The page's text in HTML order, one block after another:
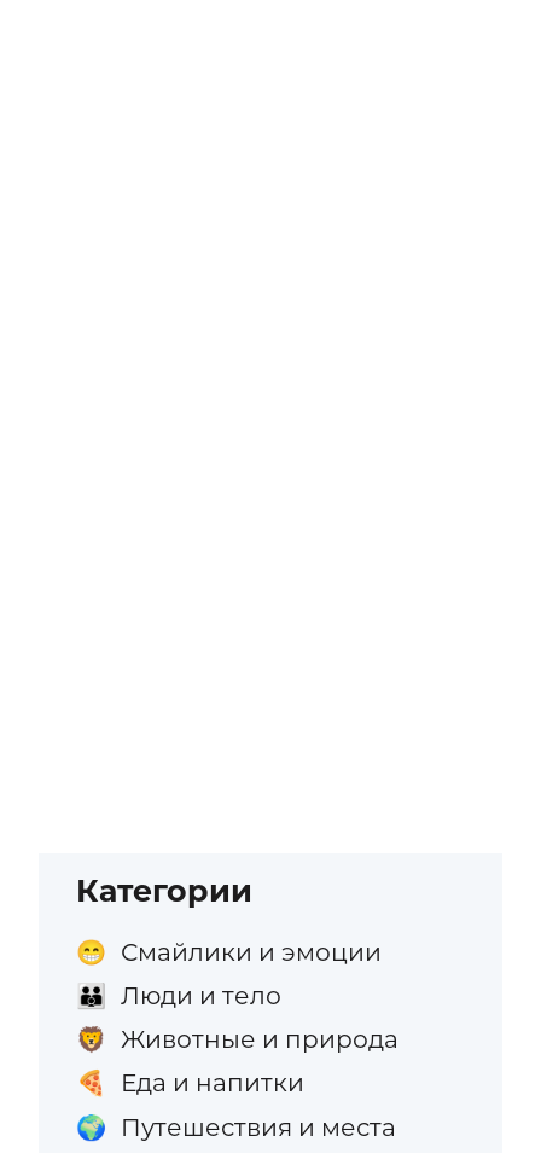
Категории
😁 Смайлики и эмоции
👪 Люди и тело
🦁 Животные и природа
🍕 Еда и напитки
🌍 Путешествия и места